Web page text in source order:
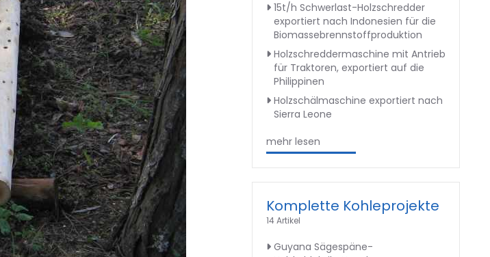
15t/h Schwerlast-Holzschredder
exportiert nach Indonesien für die
Biomassebrennstoffproduktion
Holzschreddermaschine mit Antrieb
für Traktoren, exportiert auf die
Philippinen
Holzschälmaschine exportiert nach
Sierra Leone
mehr lesen
Komplette Kohleprojekte
14 Artikel
Guyana Sägespäne-